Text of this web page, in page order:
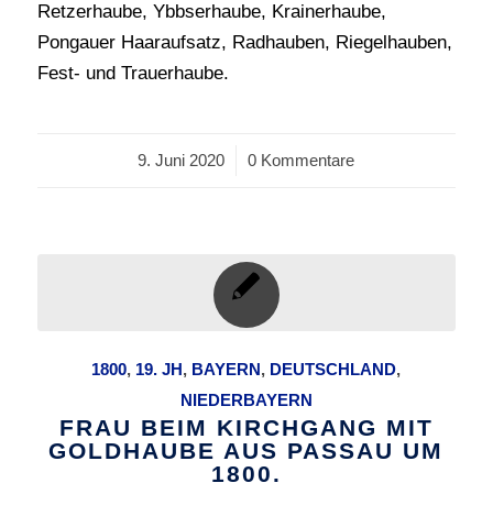
Retzerhaube, Ybbserhaube, Krainerhaube,
Pongauer Haaraufsatz, Radhauben, Riegelhauben,
Fest- und Trauerhaube.
9. Juni 2020
/ 0 Kommentare
1800, 19. JH, BAYERN, DEUTSCHLAND,
NIEDERBAYERN
FRAU BEIM KIRCHGANG MIT
GOLDHAUBE AUS PASSAU UM
1800.